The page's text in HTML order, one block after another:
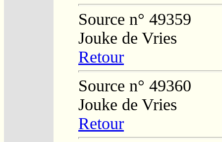
Source n° 49359
Jouke de Vries
Retour
Source n° 49360
Jouke de Vries
Retour